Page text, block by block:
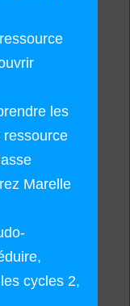
les
ressource
Marelle
cycles 2,